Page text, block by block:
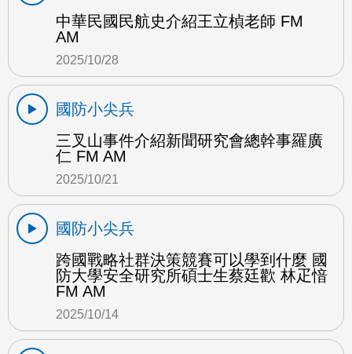
中華民國民航史介紹王立楨老師 FM
AM
2025/10/28
國防小尖兵
三叉山事件介紹新聞研究會總幹事羅廣
仁 FM AM
2025/10/21
國防小尖兵
跨國戰略社群決策競賽可以學到什麼 國
防大學安全研究所碩士生蔡廷歡 林疋愔
FM AM
2025/10/14